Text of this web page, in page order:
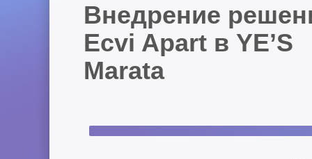
Внедрение
Ecvi Apart в YE’S
Marata